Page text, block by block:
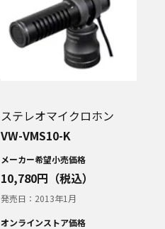
ステレオマイクロホン
VW-VMS10-K
メーカー希望小売価格
10,780円（税込）
発売日： 2013年1月
オンラインストア価格